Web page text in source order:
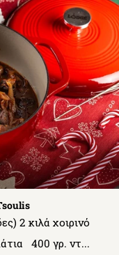
2 κιλά χοιρινό
400 γρ. ντ...